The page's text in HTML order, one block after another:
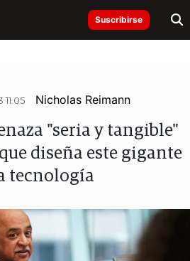
Suscribirse
Nicholas Reimann
"seria y tangible"
diseña este gigante
tecnología